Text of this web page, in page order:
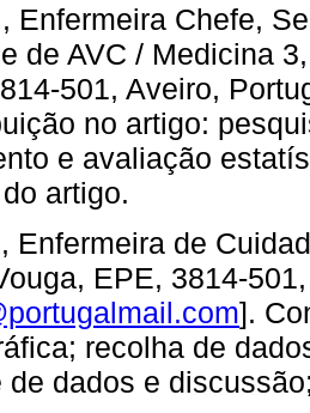
Enfermeira Chefe,
de AVC / Medicina
501, Aveiro,
no artigo:
e avaliação
artigo.
Enfermeira de
EPE, 3814-
].
recolha de
de dados e